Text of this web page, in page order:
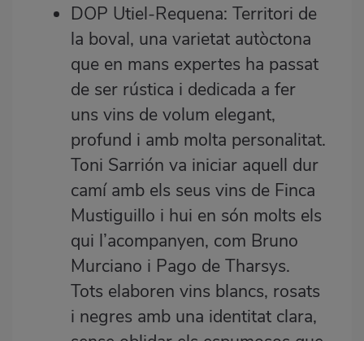
DOP Utiel-Requena: Territori de
la boval, una varietat autòctona
que en mans expertes ha passat
de ser rústica i dedicada a fer
uns vins de volum elegant,
profund i amb molta personalitat.
Toni Sarrión va iniciar aquell dur
camí amb els seus vins de Finca
Mustiguillo i hui en són molts els
qui l’acompanyen, com Bruno
Murciano i Pago de Tharsys.
Tots elaboren vins blancs, rosats
i negres amb una identitat clara,